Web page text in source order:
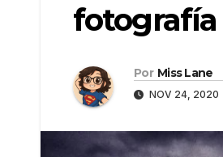
fotografía
Por Miss Lane
NOV 24, 2020